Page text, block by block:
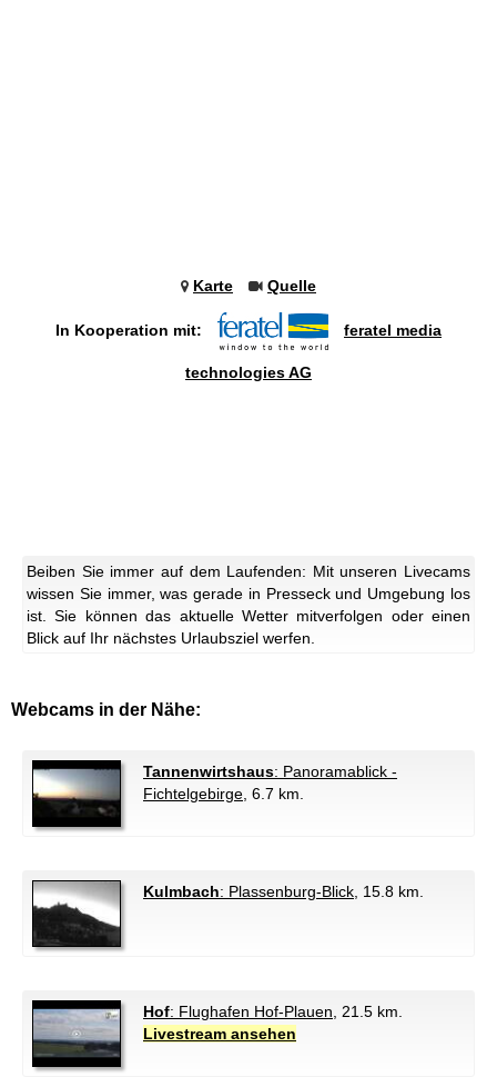
Karte Quelle
In Kooperation mit: feratel media
technologies AG
Beiben Sie immer auf dem Laufenden: Mit unseren Livecams
wissen Sie immer, was gerade in Presseck und Umgebung los
ist. Sie können das aktuelle Wetter mitverfolgen oder einen
Blick auf Ihr nächstes Urlaubsziel werfen.
Webcams in der Nähe:
Tannenwirtshaus: Panoramablick -
Fichtelgebirge , 6.7 km.
Kulmbach: Plassenburg-Blick , 15.8 km.
Hof: Flughafen Hof-Plauen , 21.5 km.
Livestream ansehen